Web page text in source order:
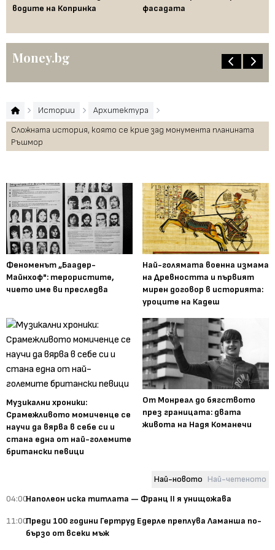
водите на Копринка
фасадата
Money.bg
Истории
Архитектура
Сложната история, която се крие зад монумента планината
Ръшмор
Феноменът „Баадер-
Майнхоф": терористите,
чието име ви преследва
Най-голямата военна измама
на Древността и първият
мирен договор в историята:
уроците на Кадеш
Музикални хроники:
Срамежливото момиченце се
научи да вярва в себе си и
стана една от най-големите
британски певици
От Монреал до бягството
през границата: двата
живота на Надя Команечи
Най-новото Най-четеното
04:00Наполеон иска титлата — Франц II я унищожава
11:00Преди 100 години Гертруд Едерле преплува Ламанша по-
бързо от всеки мъж